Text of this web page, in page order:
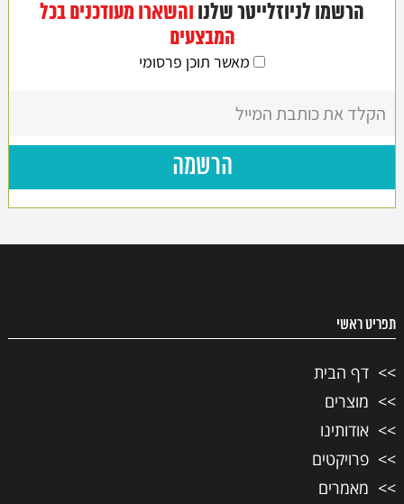
הרשמו לניוזלייטר שלנו והשארו מעודכנים בכל
המבצעים
מאשר תוכן פרסומי
תפריט ראשי
דף הבית
מוצרים
אודותינו
פרויקטים
מאמרים